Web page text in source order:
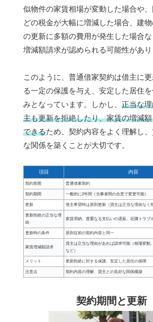
似物件の家賃相場が変動した場合や
どの税金が大幅に増減した場合、建
の更新に多額の費用が発生した場合
増減額請求が認められる可能性があり
このように、普通借家契約は借主に
る一定の保護を与え、安定した居住
みとなっています。しかし、 正当な
主も更新を拒絶したり、家賃の増減
できるため、契約内容をよく理解し
な関係を築くことが大切です。
項目 内容
契約形態 普通借家契約
契約期間 一般的に2年間（当事者間の合意で変更可能）
更新 借主希望時は原則更新（貸主は正当な理由なく
更新拒絶の正当な理
由
家賃滞納、度重なる支払いの遅延、近隣トラブ
更新時の条件 原則従前の契約内容と同一
家賃増減額請求
貸主は正当な理由があれば請求可能（相場変動
など）
メリット 更新拒絶に対する保護、安定した居住の保障
注意点 契約内容の理解、貸主との良好な関係構築
契約期間と更新